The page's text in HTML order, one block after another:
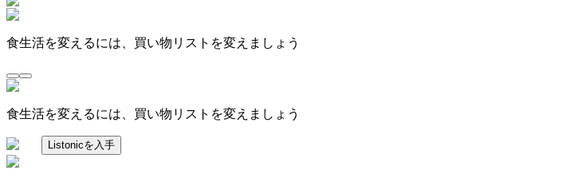
食生活を変えるには、買い物リストを変えましょう
食生活を変えるには、買い物リストを変えましょう
Listonicを入手